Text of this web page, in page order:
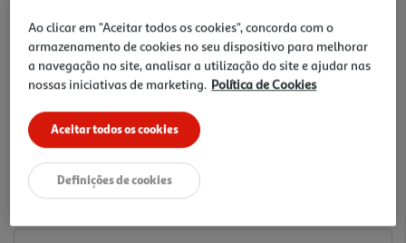
almofadado protetor para proporcionar um alívio
imediato da dor e condições ideais de cicatrização.
Especialmente concebido para bolhas nos dedos
dos pés, que por vezes s ão difíceis de alcançar.
0.84 €/un
-20%
Price reduced from
8,44 €to
6,75 €
Promoção: de 3/8/2026 a 3/9/2026
Ao clicar em "Aceitar todos os cookies", concorda com o
armazenamento de cookies no seu dispositivo para melhorar
a navegação no site, analisar a utilização do site e ajudar nas
nossas iniciativas de marketing. Política de Cookies
Aceitar todos os cookies
Definições de cookies